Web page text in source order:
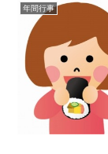
年間行事